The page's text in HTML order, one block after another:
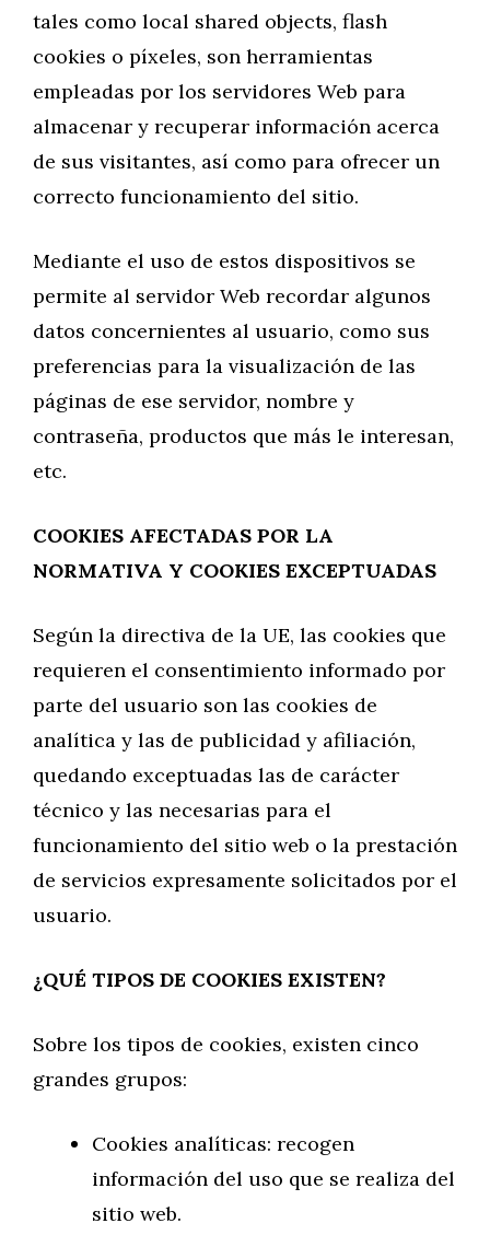
tales como local shared objects, flash
cookies o píxeles, son herramientas
empleadas por los servidores Web para
almacenar y recuperar información acerca
de sus visitantes, así como para ofrecer un
correcto funcionamiento del sitio.
Mediante el uso de estos dispositivos se
permite al servidor Web recordar algunos
datos concernientes al usuario, como sus
preferencias para la visualización de las
páginas de ese servidor, nombre y
contraseña, productos que más le interesan,
etc.
COOKIES AFECTADAS POR LA
NORMATIVA Y COOKIES EXCEPTUADAS
Según la directiva de la UE, las cookies que
requieren el consentimiento informado por
parte del usuario son las cookies de
analítica y las de publicidad y afiliación,
quedando exceptuadas las de carácter
técnico y las necesarias para el
funcionamiento del sitio web o la prestación
de servicios expresamente solicitados por el
usuario.
¿QUÉ TIPOS DE COOKIES EXISTEN?
Sobre los tipos de cookies, existen cinco
grandes grupos:
Cookies analíticas: recogen
información del uso que se realiza del
sitio web.